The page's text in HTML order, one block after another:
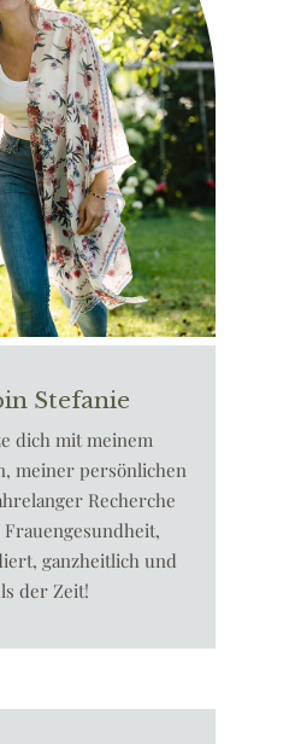
Stefanie
dich mit meinem
meiner persönlichen
Recherche
ganzheitlich und
der Zeit!